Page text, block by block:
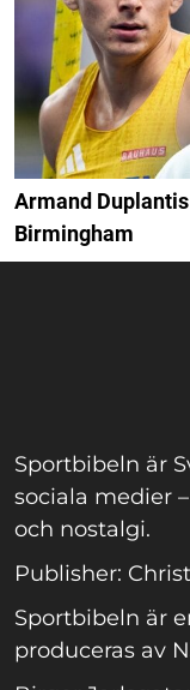
Armand
Birmingham
Sportbibeln är
sociala medier
och nostalgi.
Publisher:
Sportbibeln är
produceras av